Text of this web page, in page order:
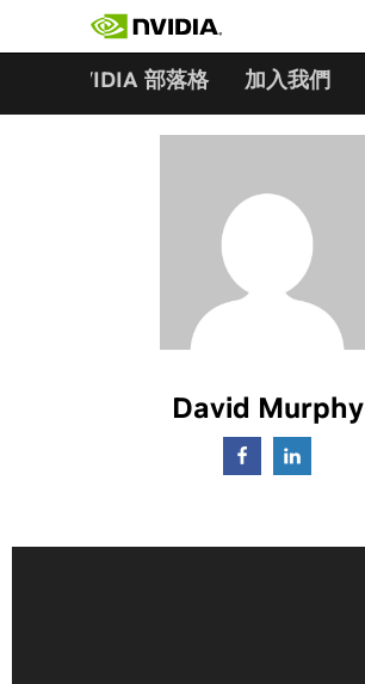
NVIDIA 部落格 加入我們
David Murphy